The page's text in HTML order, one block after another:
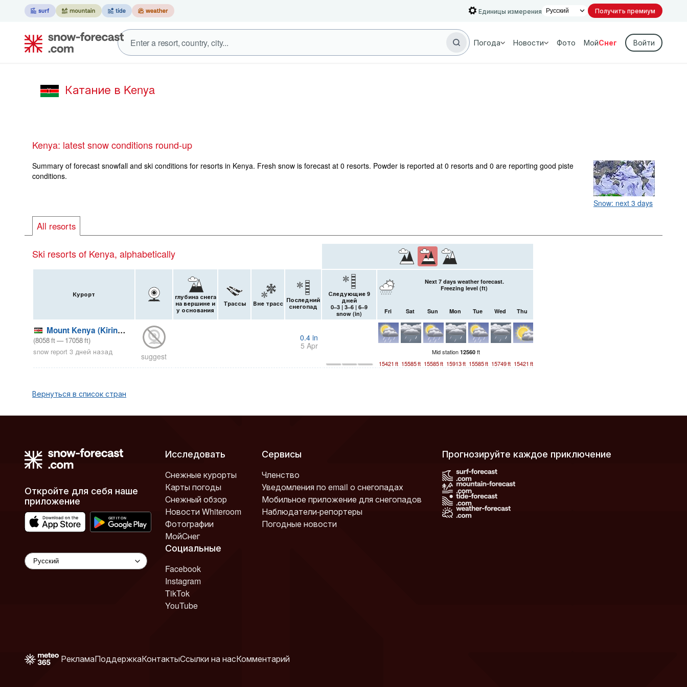
Единицы измерения Получить премиум
Погода Новости Фото МойСнег Войти
Катание в Kenya
Kenya: latest snow conditions round-up
Snow: next 3 days
Summary of forecast snowfall and ski conditions for resorts in Kenya. Fresh snow is forecast at 0 resorts. Powder is reported at 0 resorts and 0 are reporting good piste
conditions.
All resorts
Ski resorts of Kenya, alphabetically
Курорт
глубина снега
на вершине и
у основания
Трассы Вне трасс Последний
снегопад
Следующие 9
дней
0–3 | 3–6 | 6–9
snow (in)
Next 7 days weather forecast.
Freezing level (ft)
Fri Sat Sun Mon Tue Wed Thu
Mount Kenya (Kirinyaga)
(8058ft—17058ft)
snow report 3 дней назад
suggest
0.4 in
5 Apr
Mid station 12560 ft
15421 ft 15585ft 15585ft 15913ft 15585ft 15749ft 15421 ft
Вернуться в список стран
Откройте для себя наше
приложение
Исследовать
Снежные курорты
Карты погоды
Снежный обзор
Новости Whiteroom
Фотографии
МойСнег
Сервисы
Членство
Уведомления по email о снегопадах
Мобильное приложение для снегопадов
Наблюдатели-репортеры
Погодные новости
Социальные
Facebook
Instagram
TikTok
YouTube
Прогнозируйте каждое приключение
РекламаПоддержкаКонтактыСсылки на насКомментарий